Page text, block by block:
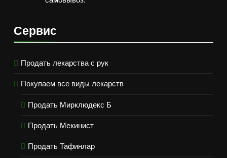
Сервис
Продать лекарства с рук
Покупаем все виды лекарств
Продать Мирклюдекс Б
Продать Мекинист
Продать Тафинлар